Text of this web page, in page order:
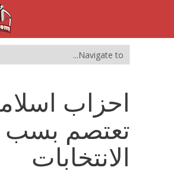
احزاب
تعتصم بسب
الانتخابات